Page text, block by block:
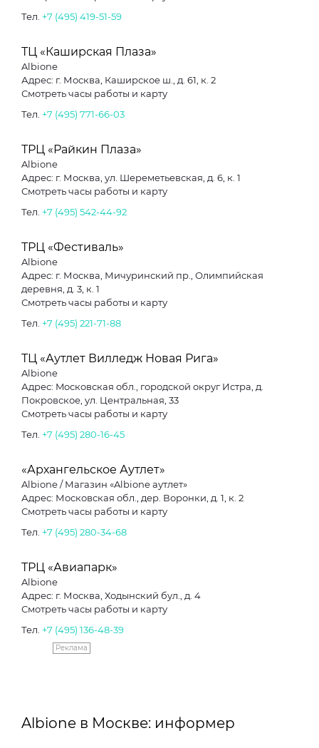
Тел. +7 (495) 419-51-59
ТЦ «Каширская Плаза»
Albione
Адрес: г. Москва, Каширское ш., д. 61, к. 2
Смотреть часы работы и карту
Тел. +7 (495) 771-66-03
ТРЦ «Райкин Плаза»
Albione
Адрес: г. Москва, ул. Шереметьевская, д. 6, к. 1
Смотреть часы работы и карту
Тел. +7 (495) 542-44-92
ТРЦ «Фестиваль»
Albione
Адрес: г. Москва, Мичуринский пр., Олимпийская
деревня, д. 3, к. 1
Смотреть часы работы и карту
Тел. +7 (495) 221-71-88
ТЦ «Аутлет Вилледж Новая Рига»
Albione
Адрес: Moсковская обл., городской округ Истра, д.
Покровское, ул. Центральная, 33
Смотреть часы работы и карту
Тел. +7 (495) 280-16-45
«Архангельское Аутлет»
Albione / Магазин «Albione аутлет»
Адрес: Московская обл., дер. Воронки, д. 1, к. 2
Смотреть часы работы и карту
Тел. +7 (495) 280-34-68
ТРЦ «Авиапарк»
Albione
Адрес: г. Москва, Ходынский бул., д. 4
Смотреть часы работы и карту
Тел. +7 (495) 136-48-39
Реклама
Albione в Москве: информер